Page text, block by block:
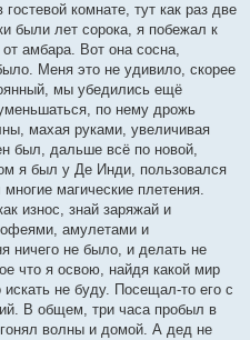
комнате, тут как раз две
были лет сорока, я побежал к
амбара. Вот она сосна,
Меня это не удивило, скорее
мы убедились ещё
по нему дрожь
махая руками, увеличивая
был, дальше всё по новой,
я был у Де Инди, пользовался
магические плетения.
износ, знай заряжай и
амулетами и
ничего не было, и делать не
что я освою, найдя какой мир
не буду. Посещал-то его с
В общем, три часа пробыл в
волны и домой. А дед не